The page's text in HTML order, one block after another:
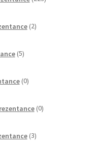
izdelkov
2izdelka
5izdelkov
0izdelkov
0izdelkov
3izdelki